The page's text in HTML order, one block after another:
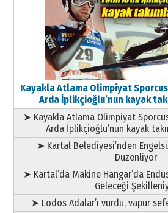
Kayakla Atlama Olimpiyat
Arda İplikçioğlu’nun kayak
➤ Kayakla Atlama Olimpiyat
Arda İplikçioğlu’nun kayak
➤ Kartal Belediyesi’nden
Düzenliyor
➤ Kartal’da Makine Hangar’da
Geleceği
➤ Lodos Adalar’ı vurdu, vapur